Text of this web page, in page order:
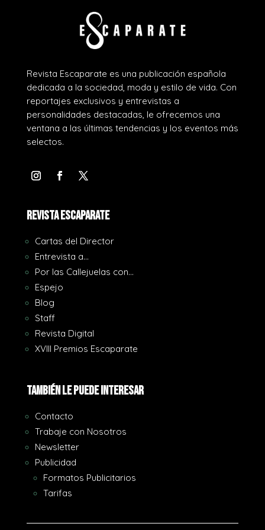
Revista Escaparate es una publicación española
dedicada a la sociedad, moda y estilo de vida. Con
reportajes exclusivos y entrevistas a
personalidades destacadas, le ofrecemos una
ventana a las últimas tendencias y los eventos más
selectos.
REVISTA ESCAPARATE
Cartas del Director
Entrevista a…
Por las Callejuelas con…
Espejo
Blog
Staff
Revista Digital
XVIII Premios Escaparate
También le puede interesar
Contacto
Trabaje con Nosotros
Newsletter
Publicidad
Formatos Publicitarios
Tarifas